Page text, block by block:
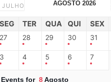
JULHO AGOSTO 2026
SEG TER QUA QUI SEX
27 28 29 30 31
3 4 5 6 7
Events for 8Agosto